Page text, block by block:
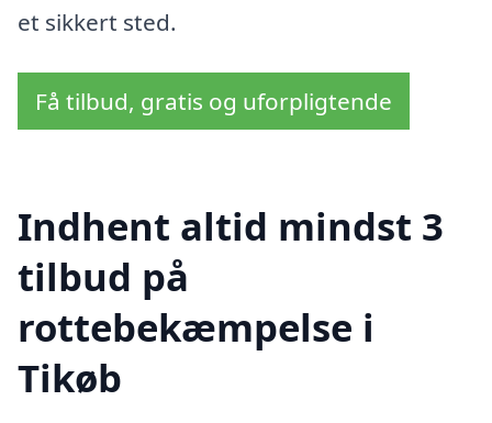
et sikkert sted.
Få tilbud, gratis og uforpligtende
Indhent altid mindst 3
tilbud på
rottebekæmpelse i
Tikøb